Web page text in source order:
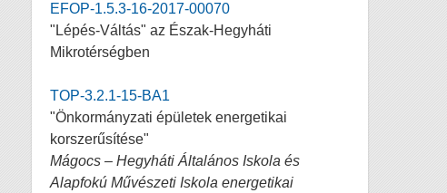
EFOP-1.5.3-16-2017-00070
"Lépés-Váltás" az Észak-Hegyháti
Mikrotérségben
TOP-3.2.1-15-BA1
"Önkormányzati épületek energetikai
korszerűsítése"
Mágocs – Hegyháti Általános Iskola és
Alapfokú Művészeti Iskola energetikai